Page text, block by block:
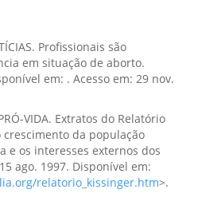
Profissionais são
em situação de aborto.
em: . Acesso em: 29 nov.
VIDA. Extratos do Relatório
da população
e os interesses externos dos
ago. 1997. Disponível em:
relatorio_kissinger.htm>.